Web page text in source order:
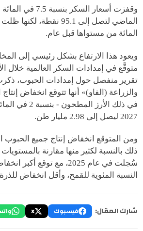
وقفزت أسعار السكر
المائة من مستواها قبل عام.
ويعود هذا الارتفاع بشكل رئيسي إلى
متوقَّع في إمدادات السكر العالمية خلال
تقرير منفصل حول إمدادات الحبوب،
والزراعة (الفاو)» أنها تتوقع انخفاض
2027 ليصل إلى 2.98 مليار طن.
ومن المتوقع انخفاض إنتاج جميع الحبوب
ذلك بالنسبة لكثير منها مقارنة بالمستويات
سُجلت في عام 2025، مع توقع
النسبة المئوية للقمح، وأقل انخفاض
شارك المقال: فيسبوك X